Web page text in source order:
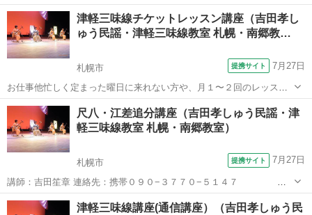
ご希望の方の為の講座です。
北海道 札幌市 三味線
津軽三味線チケットレッスン講座（吉田孝し
ゅう民謡・津軽三味線教室 札幌・南郷教…
札幌市 提携サイト 7月27日
お仕事他忙しく定まった曜日に来れない方や、月１〜２回のレッスン
ご希望の方の為の講座です。
北海道 札幌市 三味線
尺八・江差追分講座（吉田孝しゅう民謡・津
軽三味線教室 札幌・南郷教室）
札幌市 提携サイト 7月27日
講師：吉田笙章 連絡先：携帯０９０−３７７０−５１４７
自宅０１１−８５４−４８９８ 最寄り駅：南郷18丁目
北海道 札幌市 その他
津軽三味線講座(通信講座）（吉田孝しゅう民